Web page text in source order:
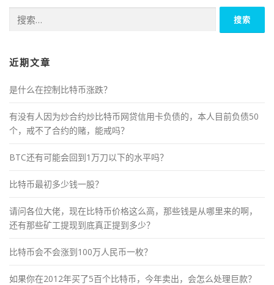
索：
近期文章
是什么在控制比特币涨跌？
有没有人因为炒合约炒比特币网贷信用卡负债的，本人目前负债50
个，戒不了合约的赌，能戒吗？
BTC还有可能会回到1万刀以下的水平吗？
比特币最初多少钱一股？
请问各位大佬，现在比特币价格这么高，那些钱是从哪里来的啊，
还有那些矿工提现到底真正提到多少？
比特币会不会涨到100万人民币一枚？
如果你在2012年买了5百个比特币，今年卖出，会怎么处理巨款？